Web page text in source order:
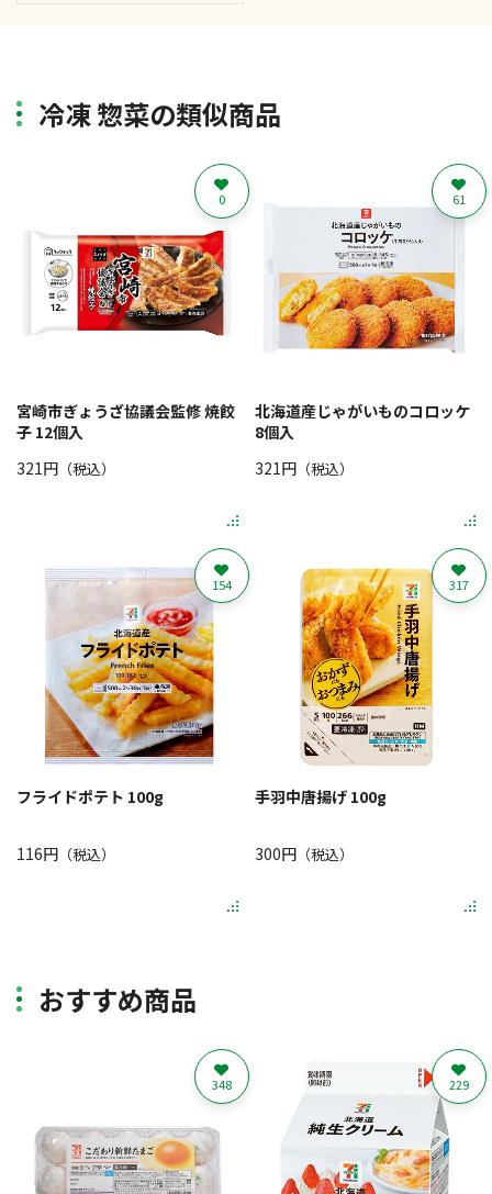
冷凍 惣菜の類似商品
宮崎市ぎょうざ協議会監修 焼餃
子 12個入
321円 （税込）
0
北海道産じゃがいものコロッケ
8個入
321円（税込）
61
フライドポテト 100g
116円 （税込）
154
手羽中唐揚げ 100g
300円（税込）
317
おすすめ商品
348 229